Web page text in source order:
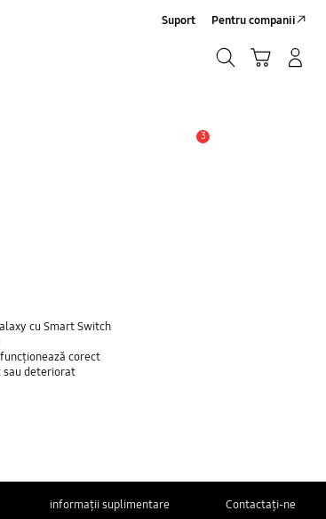
Suport Pentru companii
3
cu Smart Switch
corect
sau deteriorat
informații suplimentare Contactaţi-ne